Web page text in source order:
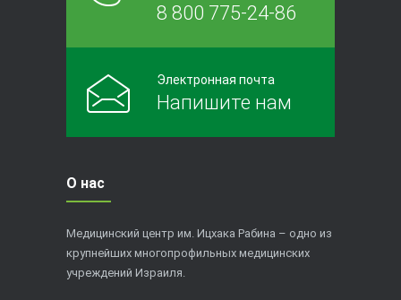
8 800 775-24-86
Электронная почта
Напишите нам
О нас
Медицинский центр им. Ицхака Рабина – одно из
крупнейших многопрофильных медицинских
учреждений Израиля.